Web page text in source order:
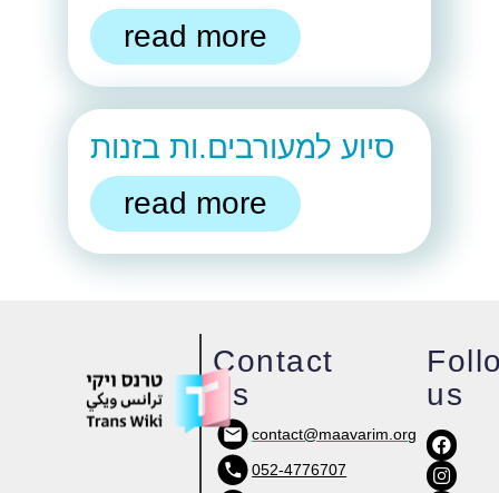
read more
סיוע למעורבים.ות בזנות
read more
us
Contact
us
contact@maavarim.org
052-4776707